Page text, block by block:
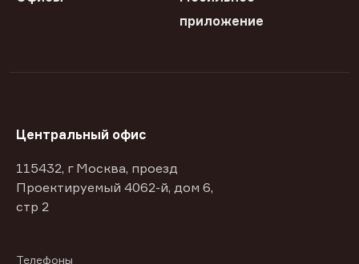
приложение
Центральный офис
115432, г Москва, проезд
Проектируемый 4062-й, дом 6,
стр 2
Телефоны